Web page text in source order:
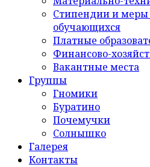
Стипендии и
обучающихся
Платные
Финансово-
Вакантные места
Группы
Гномики
Буратино
Почемучки
Солнышко
Галерея
Контакты